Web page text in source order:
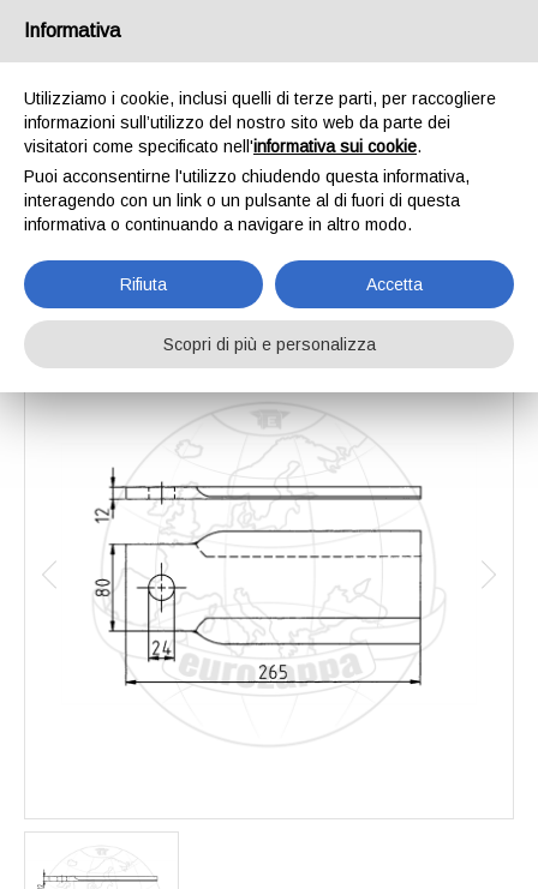
Home Catalogo Lame per tosatrici da prato Coltello 029A
Coltello 029A
Informativa
Utilizziamo i cookie, inclusi quelli di terze parti, per raccogliere
informazioni sull’utilizzo del nostro sito web da parte dei
visitatori come specificato nell'informativa sui cookie.
Puoi acconsentirne l'utilizzo chiudendo questa informativa,
interagendo con un link o un pulsante al di fuori di questa
informativa o continuando a navigare in altro modo.
Rifiuta Accetta
Scopri di più e personalizza